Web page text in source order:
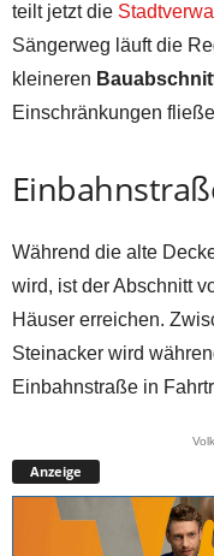
teilt jetzt die
Sängerweg läuft die
kleineren
Einschränkungen
Während die alte
wird, ist der Abschnitt
Häuser erreichen.
Steinacker wird
Einbahnstraße in
Anzeige